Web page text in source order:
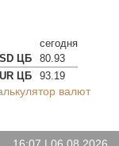
сегодня
ЦБ
80.93
ЦБ
93.19
валют